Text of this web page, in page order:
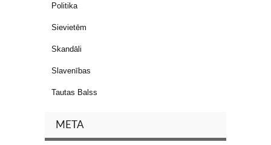
Politika
Sievietēm
Skandāli
Slavenības
Tautas Balss
META